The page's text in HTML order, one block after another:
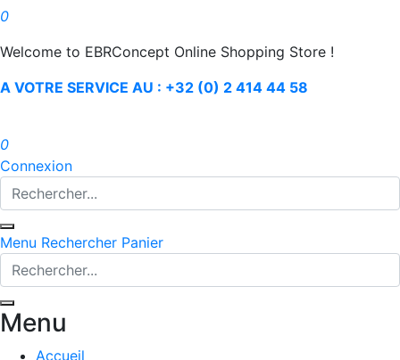
0
Welcome to EBRConcept Online Shopping Store !
A VOTRE SERVICE AU : +32 (0) 2 414 44 58
0
Connexion
Menu Rechercher Panier
Menu
Accueil